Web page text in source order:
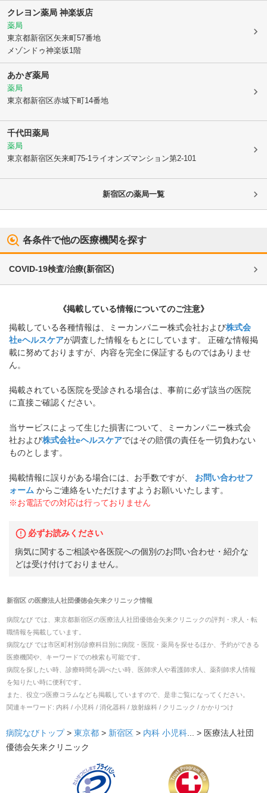
クレヨン薬局 神楽坂店
薬局
東京都新宿区矢来町57番地
メゾンドゥ神楽坂1階
あかぎ薬局
薬局
東京都新宿区赤城下町14番地
千代田薬局
薬局
東京都新宿区矢来町75-1ライオンズマンション第2-101
新宿区の薬局一覧
各条件で他の医療機関を探す
COVID-19検査/治療(新宿区)
《掲載している情報についてのご注意》
掲載している各種情報は、ミーカンパニー株式会社および株式会
社eヘルスケアが調査した情報をもとにしています。 正確な情報掲
載に努めておりますが、内容を完全に保証するものではありませ
ん。
掲載されている医院を受診される場合は、事前に必ず該当の医院
に直接ご確認ください。
当サービスによって生じた損害について、ミーカンパニー株式会
社および株式会社eヘルスケアではその賠償の責任を一切負わない
ものとします。
掲載情報に誤りがある場合には、お手数ですが、
お問い合わせフ
ォーム からご連絡をいただけますようお願いいたします。
※お電話での対応は行っておりません
必ずお読みください
病気に関するご相談や各医院への個別のお問い合わせ・紹介な
どは受け付けておりません。
新宿区の医療法人社団優徳会矢来クリニック情報
病院なび では、 東京都新宿区の医療法人社団優徳会矢来クリニックの評判・求人・転
職情報を掲載しています。
病院なび では市区町村別/診療科目別に病院・医院・薬局を探せるほか、予約ができる
医療機関や、キーワードでの検索も可能です。
病院を探したい時、診療時間を調べたい時、医師求人や看護師求人、薬剤師求人情報
を知りたい時に便利です。
また、役立つ医療コラムなども掲載していますので、是非ご覧になってください。
関連キーワード: 内科 / 小児科 / 消化器科 / 放射線科 / クリニック / かかりつけ
病院なびトップ> 東京都 > 新宿区 > 内科 小児科 ... > 医療法人社団
優徳会矢来クリニック